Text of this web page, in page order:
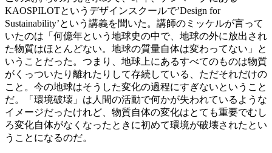
KAOSPILOTというデザインスクールで’Design for
Sustainability’という講義を聞いた。講師のミッケルが言って
いたのは「何億年という地球史の中で、地球の外に放出され
た物質はほとんどない。地球の質量自体は変わってない」と
いうことだった。つまり、地球上にあるすべてのものは物質
がくっついたり離れたりして存続している、ただそれだけの
こと。今の地球はそうした変化の過程にすぎないということ
だ。「環境破壊」は人間の活動で何かが失われているような
イメージだったけれど、物質自体の変化はとても重要でむし
ろ変化自体がなくなったときに初めて環境が破壊されたとい
うことになるのだ。